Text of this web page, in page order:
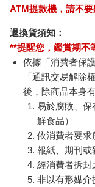
對的都懶得爬台階，
只有我這種落單的才
□啟示：千萬別被「
了教堂能看見半個羅
從教堂往下看，所有
頂，以前羅馬教廷曾
教堂（一三六點五公
幸好當初有這項規定
０一大樓，像話嗎。
ATM提款機，請不要
退換貨須知：
**提醒您，鑑賞期不
依據「消費者保
「通訊交易解除
後，除商品本身
易於腐敗、保
鮮食品）
依消費者要求
報紙、期刊或
經消費者拆封
非以有形媒介